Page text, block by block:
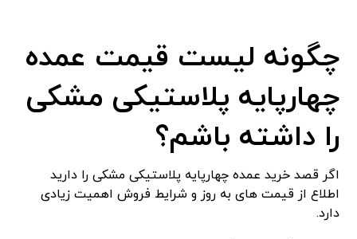
چگونه لیست قیمت عمده
چهارپایه پلاستیکی مشکی
را داشته باشم؟
اگر قصد خرید عمده چهارپایه پلاستیکی مشکی را دارید
اطلاع از قیمت های به روز و شرایط فروش اهمیت زیادی
دارد.